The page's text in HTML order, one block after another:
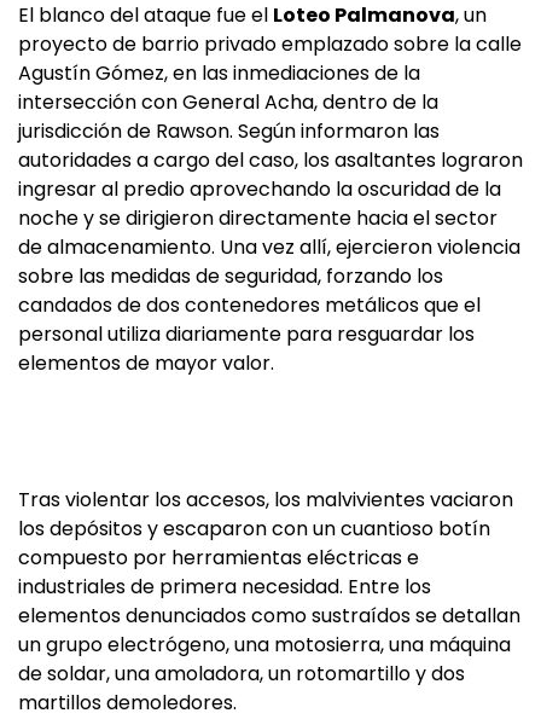
El blanco del ataque fue el Loteo Palmanova, un
proyecto de barrio privado emplazado sobre la calle
Agustín Gómez, en las inmediaciones de la
intersección con General Acha, dentro de la
jurisdicción de Rawson. Según informaron las
autoridades a cargo del caso, los asaltantes lograron
ingresar al predio aprovechando la oscuridad de la
noche y se dirigieron directamente hacia el sector
de almacenamiento. Una vez allí, ejercieron violencia
sobre las medidas de seguridad, forzando los
candados de dos contenedores metálicos que el
personal utiliza diariamente para resguardar los
elementos de mayor valor.
Tras violentar los accesos, los malvivientes vaciaron
los depósitos y escaparon con un cuantioso botín
compuesto por herramientas eléctricas e
industriales de primera necesidad. Entre los
elementos denunciados como sustraídos se detallan
un grupo electrógeno, una motosierra, una máquina
de soldar, una amoladora, un rotomartillo y dos
martillos demoledores.